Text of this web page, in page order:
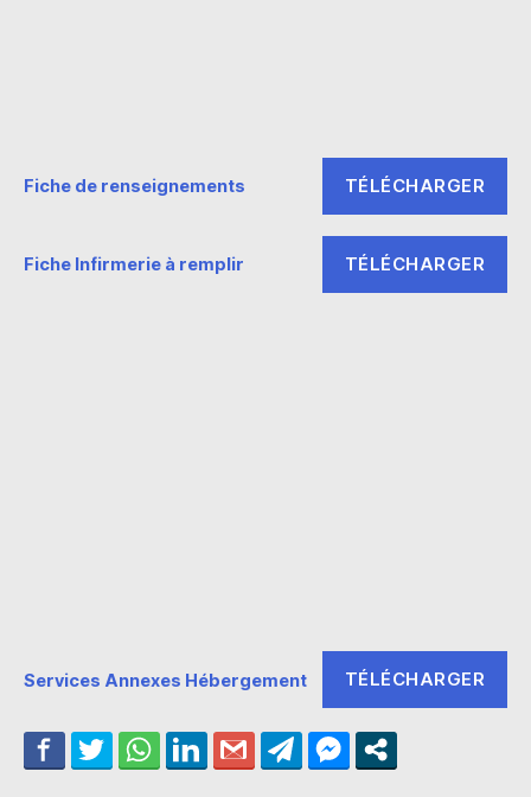
Fiche de renseignements TÉLÉCHARGER
Fiche Infirmerie à remplir TÉLÉCHARGER
Services Annexes Hébergement TÉLÉCHARGER